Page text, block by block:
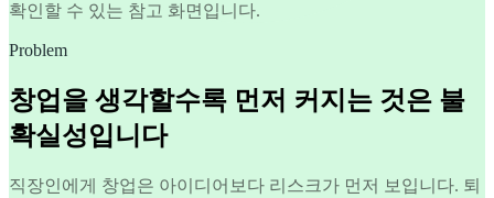
확인할 수 있는 참고 화면입니다.
Problem
창업을 생각할수록 먼저 커지는 것은 불
확실성입니다
직장인에게 창업은 아이디어보다 리스크가 먼저 보입니다. 퇴